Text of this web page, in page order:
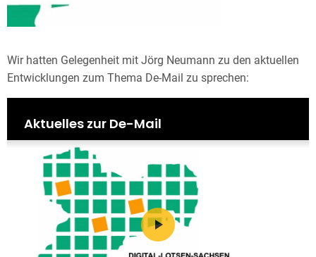
Wir hatten Gelegenheit mit Jörg Neumann zu den aktuellen
Entwicklungen zum Thema De-Mail zu sprechen: